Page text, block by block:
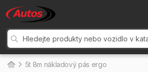
5t 8m nákladový pás ergo